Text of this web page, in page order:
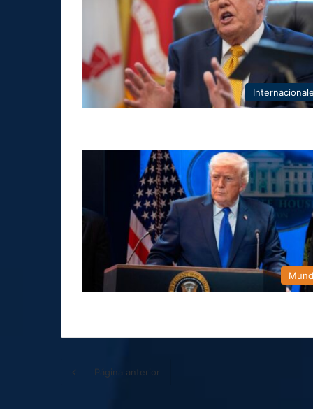
Página anterior